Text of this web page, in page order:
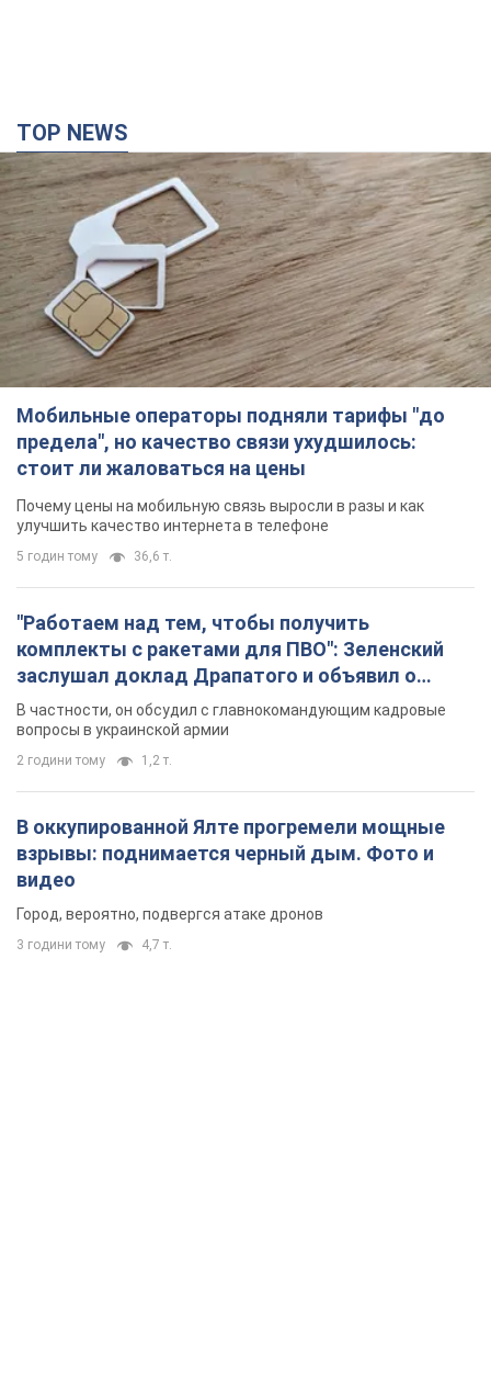
TOP NEWS
Мобильные операторы подняли тарифы "до
предела", но качество связи ухудшилось:
стоит ли жаловаться на цены
Почему цены на мобильную связь выросли в разы и как
улучшить качество интернета в телефоне
5 годин тому 36,6 т.
"Работаем над тем, чтобы получить
комплекты с ракетами для ПВО": Зеленский
заслушал доклад Драпатого и объявил о
новых мерах
В частности, он обсудил с главнокомандующим кадровые
вопросы в украинской армии
2 години тому 1,2 т.
В оккупированной Ялте прогремели мощные
взрывы: поднимается черный дым. Фото и
видео
Город, вероятно, подвергся атаке дронов
3 години тому 4,7 т.